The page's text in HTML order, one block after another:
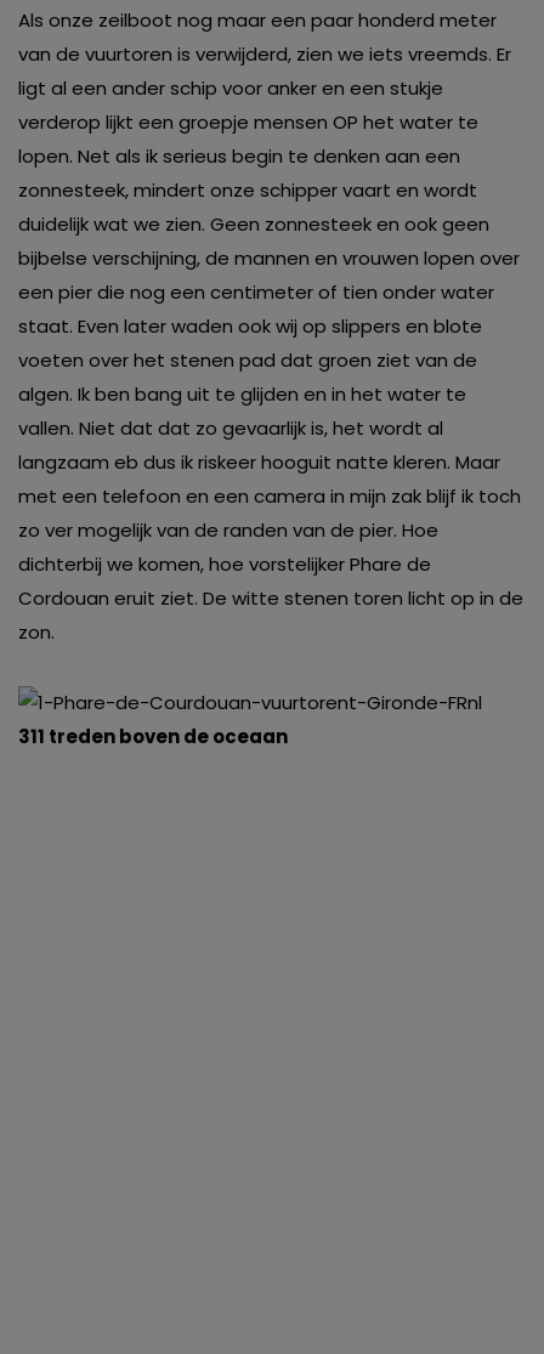
Als onze zeilboot nog maar een paar honderd meter
van de vuurtoren is verwijderd, zien we iets vreemds. Er
ligt al een ander schip voor anker en een stukje
verderop lijkt een groepje mensen OP het water te
lopen. Net als ik serieus begin te denken aan een
zonnesteek, mindert onze schipper vaart en wordt
duidelijk wat we zien. Geen zonnesteek en ook geen
bijbelse verschijning, de mannen en vrouwen lopen over
een pier die nog een centimeter of tien onder water
staat. Even later waden ook wij op slippers en blote
voeten over het stenen pad dat groen ziet van de
algen. Ik ben bang uit te glijden en in het water te
vallen. Niet dat dat zo gevaarlijk is, het wordt al
langzaam eb dus ik riskeer hooguit natte kleren. Maar
met een telefoon en een camera in mijn zak blijf ik toch
zo ver mogelijk van de randen van de pier. Hoe
dichterbij we komen, hoe vorstelijker Phare de
Cordouan eruit ziet. De witte stenen toren licht op in de
zon.
311 treden boven de oceaan